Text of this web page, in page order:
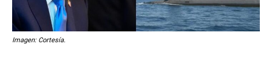
Imagen: Cortesía.